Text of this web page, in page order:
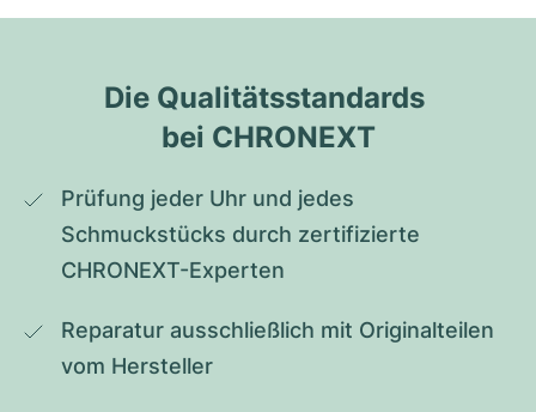
Die Qualitätsstandards
bei CHRONEXT
Prüfung jeder Uhr und jedes
Schmuckstücks durch zertifizierte
CHRONEXT-Experten
Reparatur ausschließlich mit Originalteilen
vom Hersteller